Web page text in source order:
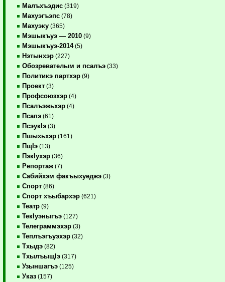
Малъхъэдис (319)
Махуэгъэпс (78)
Махуэку (365)
Мэшыкъуэ — 2010 (9)
Мэшыкъуэ-2014(5)
Нэтынхэр (227)
Обозревателым и псалъэ (33)
Политикэ партхэр (9)
Проект (3)
Профсоюзхэр (4)
Псалъэжьхэр (4)
Псапэ (61)
ПсэукIэ (3)
Пшыхьхэр (161)
ПщIэ (13)
ПэкIухэр (36)
Репортаж (7)
Сабийхэм факъыхуеджэ (3)
Спорт (86)
Спорт хъыбархэр (621)
Театр (9)
ТекIуэныгъэ (127)
Телеграммэхэр (3)
Теплъэгъуэхэр (32)
Тхыдэ (82)
ТхылъыщIэ (317)
Узыншагъэ (125)
Указ (157)